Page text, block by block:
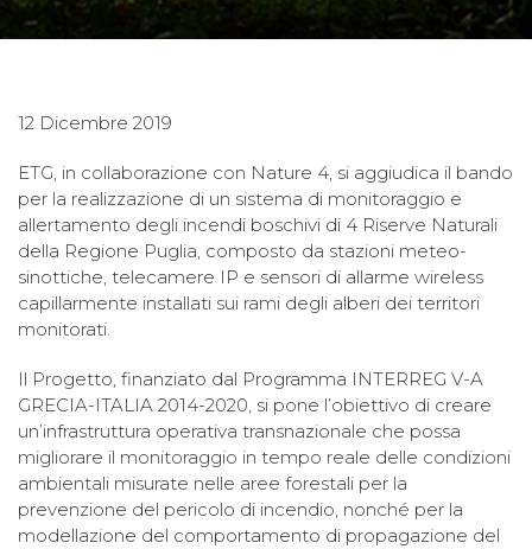
12 Dicembre 2019
ETG, in collaborazione con Nature 4, si aggiudica il bando
per la realizzazione di un sistema di monitoraggio e
allertamento degli incendi boschivi di 4 Riserve Naturali
della Regione Puglia, composto da stazioni meteo-
sinottiche, telecamere IP e sensori di allarme wireless
capillarmente installati sui rami degli alberi dei territori
monitorati.
Il Progetto, finanziato dal Programma INTERREG V-A
GRECIA-ITALIA 2014-2020, si pone l’obiettivo di creare
un’infrastruttura operativa transnazionale che possa
migliorare il monitoraggio in tempo reale delle condizioni
ambientali misurate nelle aree forestali per la
prevenzione del pericolo di incendio, nonché per la
modellazione del comportamento di propagazione del